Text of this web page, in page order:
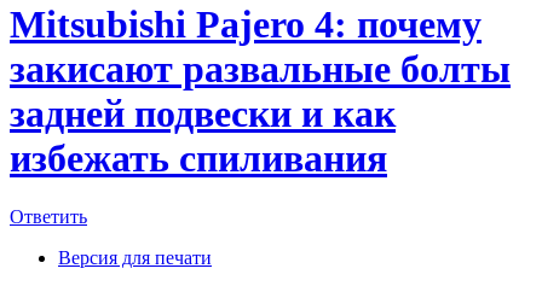
Mitsubishi Pajero 4: почему
закисают развальные болты
задней подвески и как
избежать спиливания
Ответить
Версия для печати